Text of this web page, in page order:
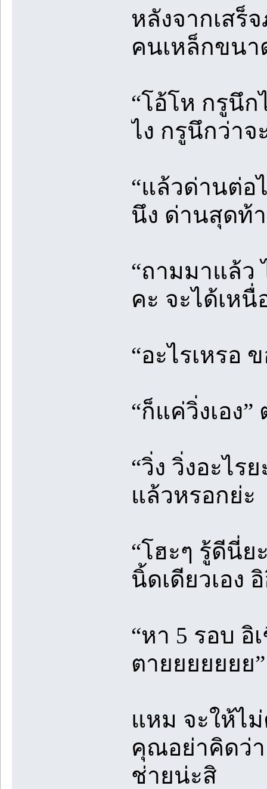
หลังจากเสร็
คนเหล็กขน
“โอ้โห กรูนึ
ไง กรูนึกว่าจ
“แล้วด่านต่อ
นึง ด่านสุดท้
“ถามมาแล้ว
คะ จะได้เห
“อะไรเหรอ
“ก็แค่วิ่งเอง
“วิ่ง วิ่งอะไร
แล้วหรอกย่ะ
“โฮะๆ รู้ดีนี่ย
นิ้ดเดียวเอง
“หา 5 รอบ อิ
ตายยยยยยย”
แหม จะให้ไม่
คุณอย่าคิดว่า
ช่ายน่ะสิ